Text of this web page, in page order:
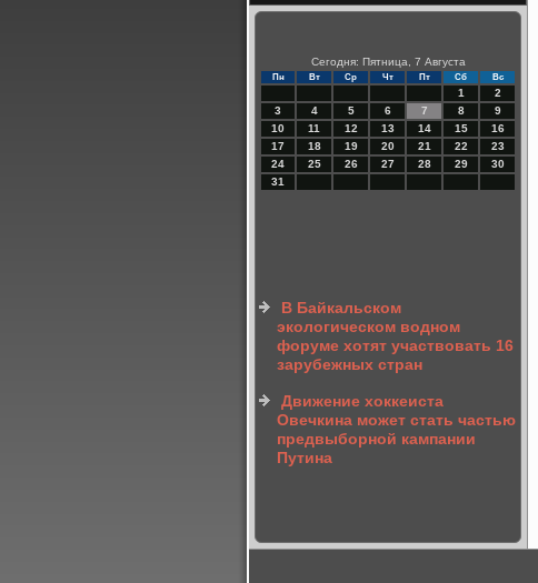
Сегодня: Пятница, 7 Августа
Пн Вт Ср Чт Пт Сб Вс
1
2
3
4 5 6 7 8
9
10
11 12 13 14 15
16
17
18 19 20 21 22
23
24
25 26 27 28 29
30
31
В Байкальском
экологическом водном
форуме хотят участвовать 16
зарубежных стран
Движение хоккеиста
Овечкина может стать частью
предвыборной кампании
Путина